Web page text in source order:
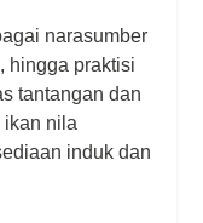
narasumber
hingga praktisi
tantangan dan
ikan nila
induk dan